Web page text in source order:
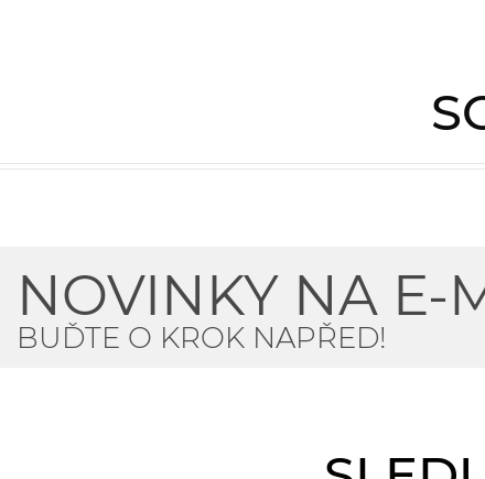
NOVINKY NA E-
BUĎTE O KROK NAPŘED!